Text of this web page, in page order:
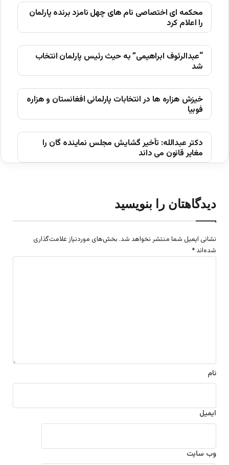
محکمه ای اختصاصی نام های چهل نامزد برنده پارلمان
را اعلام کرد
“عبدالرئوف ابراهیمی” به حیث رئیس پارلمان انتخاب
شد
خیزش ھزاره ھا در انتخابات پارلمانی افغانستان و ھزاره
فوبیا
دکتر عبدالله: تأخیر گشایش مجلس نماینده گان را
مغایر قانون می داند
دیدگاهتان را بنویسید
نشانی ایمیل شما منتشر نخواهد شد. بخش‌های موردنیاز علامت‌گذاری
شده‌اند *
نام
ایمیل
وب‌ سایت